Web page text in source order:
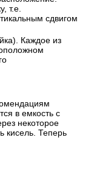
т.е.
сдвигом
Каждое из
в емкость с
некоторое
кисель. Теперь